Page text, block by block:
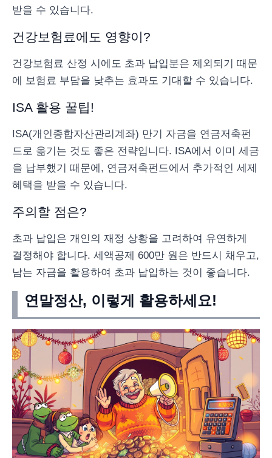
받을 수 있습니다.
건강보험료에도 영향이?
건강보험료 산정 시에도 초과 납입분은 제외되기 때문
에 보험료 부담을 낮추는 효과도 기대할 수 있습니다.
ISA 활용 꿀팁!
ISA(개인종합자산관리계좌) 만기 자금을 연금저축펀
드로 옮기는 것도 좋은 전략입니다. ISA에서 이미 세금
을 납부했기 때문에, 연금저축펀드에서 추가적인 세제
혜택을 받을 수 있습니다.
주의할 점은?
초과 납입은 개인의 재정 상황을 고려하여 유연하게
결정해야 합니다. 세액공제 600만 원은 반드시 채우고,
남는 자금을 활용하여 초과 납입하는 것이 좋습니다.
연말정산, 이렇게 활용하세요!